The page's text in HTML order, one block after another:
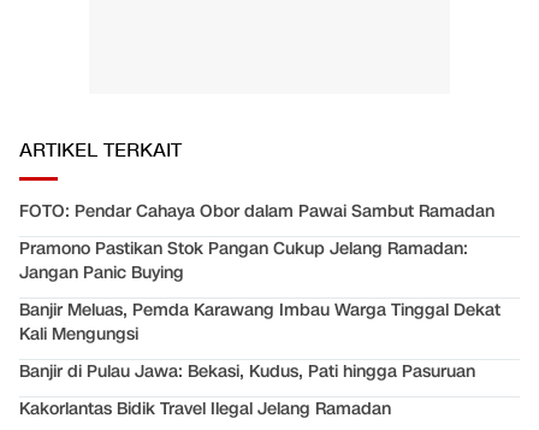
ARTIKEL TERKAIT
FOTO: Pendar Cahaya Obor dalam Pawai Sambut Ramadan
Pramono Pastikan Stok Pangan Cukup Jelang Ramadan:
Jangan Panic Buying
Banjir Meluas, Pemda Karawang Imbau Warga Tinggal Dekat
Kali Mengungsi
Banjir di Pulau Jawa: Bekasi, Kudus, Pati hingga Pasuruan
Kakorlantas Bidik Travel Ilegal Jelang Ramadan